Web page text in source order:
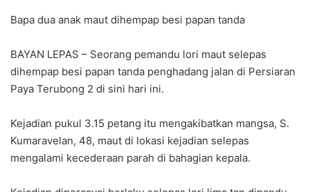
Bapa dua anak maut dihempap besi papan tanda
BAYAN LEPAS – Seorang pemandu lori maut selepas
dihempap besi papan tanda penghadang jalan di Persiaran
Paya Terubong 2 di sini hari ini.
Kejadian pukul 3.15 petang itu mengakibatkan mangsa, S.
Kumaravelan, 48, maut di lokasi kejadian selepas
mengalami kecederaan parah di bahagian kepala.